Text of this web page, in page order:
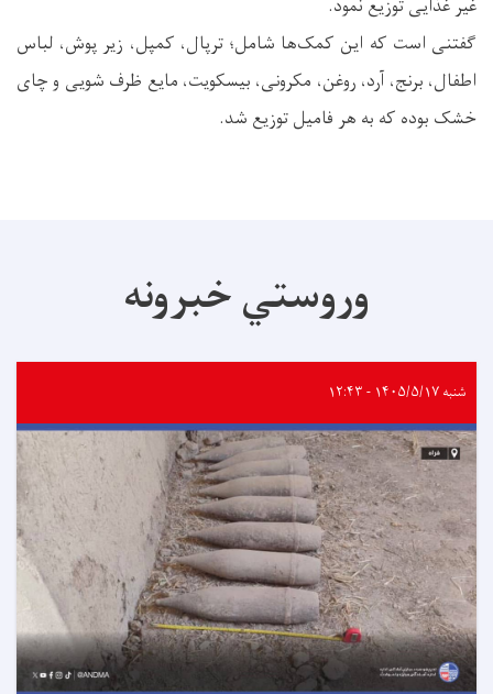
غیر غذایی توزیع نمود.
گفتنی است که این کمک‌ها شامل؛ ترپال، کمپل، زیر پوش، لباس
اطفال، برنج، آرد، روغن، مکرونی، بیسکویت، مایع ظرف شویی و چای
خشک بوده که به هر فامیل توزیع شد.
وروستي خبرونه
شنبه ۱۴۰۵/۵/۱۷ - ۱۲:۴۳